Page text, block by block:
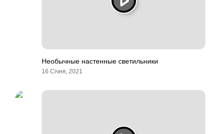
Необычные настенные светильники
16 Січня, 2021